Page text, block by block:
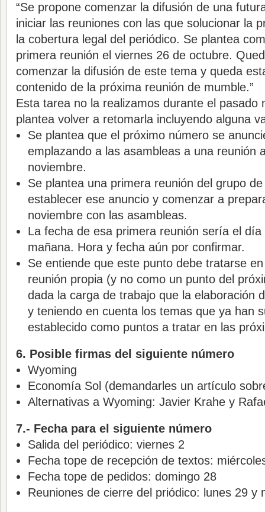
“Se propone comenzar la difusión de una
iniciar las reuniones con las que solucionar la
la cobertura legal del periódico. Se plantea
primera reunión el viernes 26 de octubre.
comenzar la difusión de este tema y queda
contenido de la próxima reunión de mumble.”
Esta tarea no la realizamos durante el pasado
plantea volver a retomarla incluyendo alguna
Se plantea que el próximo número se
emplazando a las asambleas a una reunión
noviembre.
Se plantea una primera reunión del grupo
establecer ese anuncio y comenzar a
noviembre con las asambleas.
La fecha de esa primera reunión sería el
mañana. Hora y fecha aún por confirmar.
Se entiende que este punto debe tratarse
reunión propia (y no como un punto del
dada la carga de trabajo que la elaboración
y teniendo en cuenta los temas que ya han
establecido como puntos a tratar en las
6. Posible firmas del siguiente número
Wyoming
Economía Sol (demandarles un artículo
Alternativas a Wyoming: Javier Krahe y
7.- Fecha para el siguiente número
Salida del periódico: viernes 2
Fecha tope de recepción de textos:
Fecha tope de pedidos: domingo 28
Reuniones de cierre del priódico: lunes 29 y